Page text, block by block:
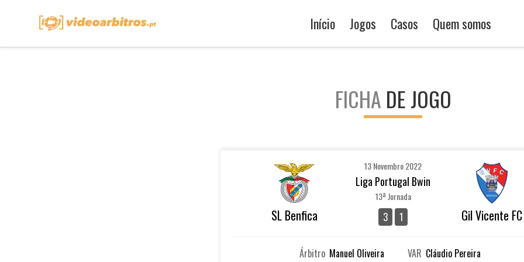
Início Jogos Casos Quem somos
FICHA DE JOGO
SL Benfica
13 Novembro 2022
Liga Portugal Bwin
13ª Jornada
3 1 Gil Vicente FC
Árbitro Manuel Oliveira VAR Cláudio Pereira